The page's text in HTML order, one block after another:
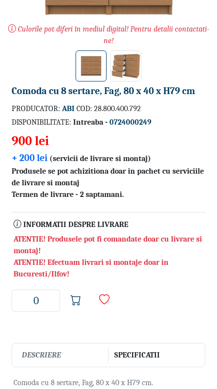
Culorile pot diferi în mediul digital! Pentru detalii contactati-
ne!
Comoda cu 8 sertare, Fag, 80 x 40 x H79 cm
PRODUCATOR: ABI COD: 28.800.400.792
DISPONIBILITATE: Intreaba - 0724000249
900 lei
+ 200 lei (servicii de livrare si montaj)
Produsele se pot achizitiona doar in pachet cu serviciile
de livrare si montaj
Termen de livrare - 2 saptamani.
INFORMATII DESPRE LIVRARE
ATENTIE! Produsele pot fi comandate doar cu livrare si
montaj!
ATENTIE! Efectuam livrari si montaje doar in
Bucuresti/Ilfov!
DESCRIERE SPECIFICATII
Comoda cu 8 sertare, Fag, 80 x 40 x H79 cm.